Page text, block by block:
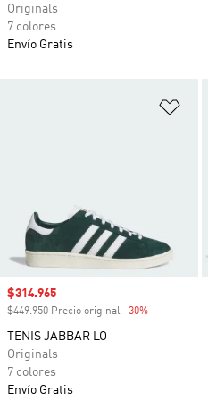
Precio de venta
$314.965
$449.950 Precio original -30%
TENIS JABBAR LO
Originals
7 colores
Envío Gratis
Originals
7 colores
Envío Gratis